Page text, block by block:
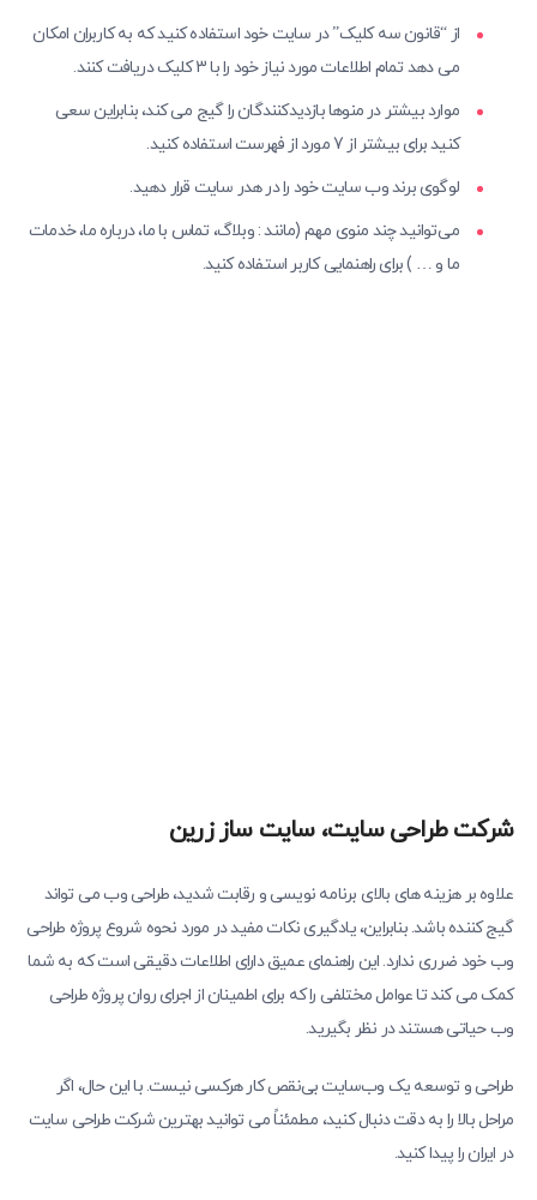
از “قانون سه کلیک” در سایت خود استفاده کنید که به کاربران امکان
می دهد تمام اطلاعات مورد نیاز خود را با 3 کلیک دریافت کنند.
موارد بیشتر در منوها بازدیدکنندگان را گیج می کند، بنابراین سعی
کنید برای بیشتر از 7 مورد از فهرست استفاده کنید.
لوگوی برند وب سایت خود را در هدر سایت قرار دهید.
می‌توانید چند منوی مهم (مانند : وبلاگ، تماس با ما، درباره ما، خدمات
ما و … ) برای راهنمایی کاربر استفاده کنید.
شرکت طراحی سایت، سایت ساز زرین
علاوه بر هزینه های بالای برنامه نویسی و رقابت شدید، طراحی وب می تواند
گیج کننده باشد. بنابراین، یادگیری نکات مفید در مورد نحوه شروع پروژه طراحی
وب خود ضرری ندارد. این راهنمای عمیق دارای اطلاعات دقیقی است که به شما
کمک می کند تا عوامل مختلفی را که برای اطمینان از اجرای روان پروژه طراحی
وب حیاتی هستند در نظر بگیرید.
طراحی و توسعه یک وب‌سایت بی‌نقص کار هرکسی نیست. با این حال، اگر
مراحل بالا را به دقت دنبال کنید، مطمئناً می توانید بهترین شرکت طراحی سایت
در ایرانرا پیدا کنید.